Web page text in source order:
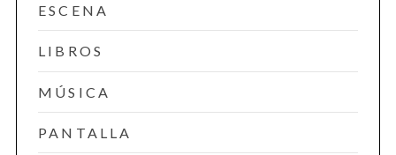
ESCENA
LIBROS
MÚSICA
PANTALLA